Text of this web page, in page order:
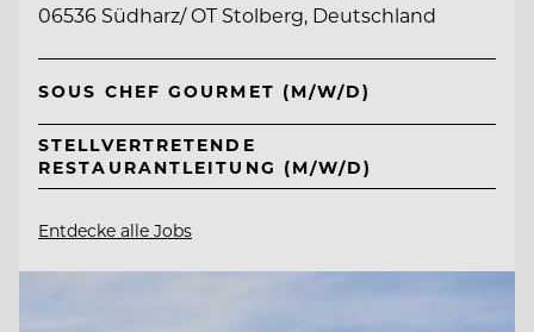
06536 Südharz/ OT Stolberg, Deutschland
SOUS CHEF GOURMET (M/W/D)
STELLVERTRETENDE
RESTAURANTLEITUNG (M/W/D)
Entdecke alle Jobs